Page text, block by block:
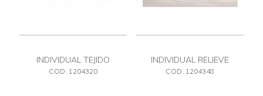
INDIVIDUAL TEJIDO
COD: 1204320
INDIVIDUAL RELIEVE
BLANCO PVC
COD: 1204348